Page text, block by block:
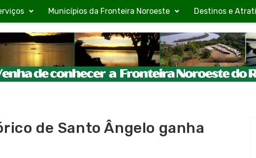
Municípios da Fronteira Noroeste Destinos e
de Santo Ângelo ganha